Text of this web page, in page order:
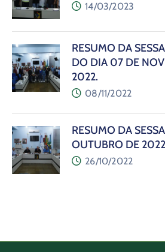
14/03/2023
RESUMO DA
DO DIA 07 DE
2022.
08/11/2022
RESUMO DA
OUTUBRO DE
26/10/2022